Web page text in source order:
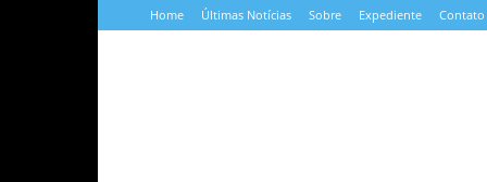
Home Últimas Notícias Sobre Expediente Contato